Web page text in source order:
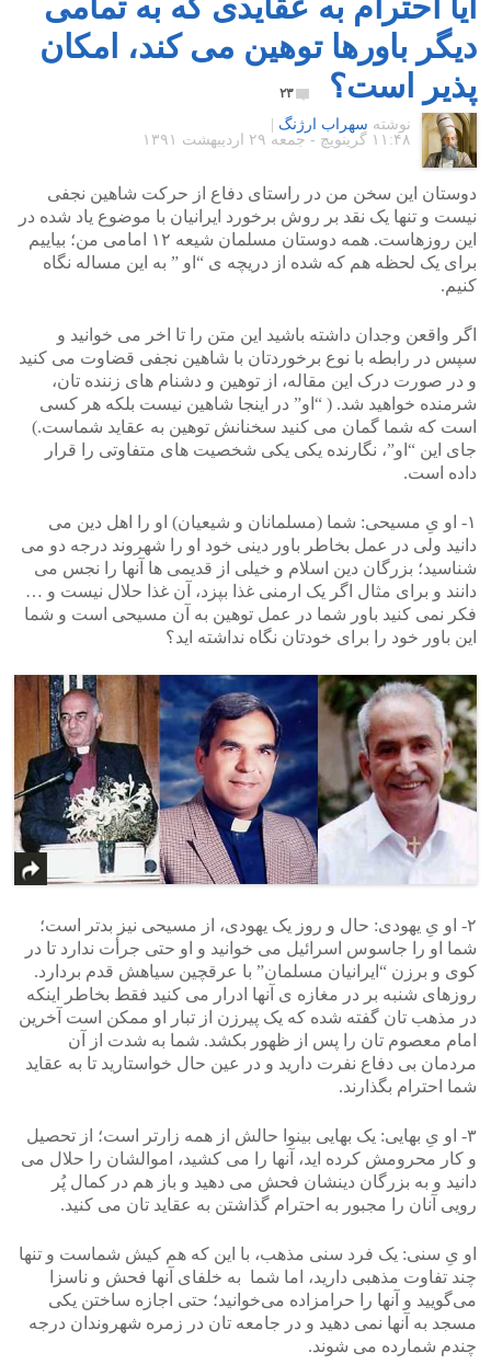
دیگر باورها توهین می کند، امکان
پذیر است؟
۲۳
نوشته سهراب ارژنگ
۱۱:۴۸ گرينويچ - جمعه ۲۹ اردیبهشت ۱۳۹۱
دوستان این سخن من در راستای دفاع از حرکت شاهین نجفی
نیست و تنها یک نقد بر روش برخورد ایرانیان با موضوع یاد شده در
این روزهاست. همه دوستان مسلمان شیعه ۱۲ امامی من؛ بیاییم
برای یک لحظه هم که شده از دریچه ی “او ” به این مساله نگاه
کنیم.
اگر واقعن وجدان داشته باشید این متن را تا اخر می خوانید و
سپس در رابطه با نوع برخوردتان با شاهین نجفی قضاوت می کنید
و در صورت درک این مقاله، از توهین و دشنام های زننده تان،
شرمنده خواهید شد. ( “او” در اینجا شاهین نیست بلکه هر کسی
است که شما گمان می کنید سخنانش توهین به عقاید شماست.)
جای این “او”، نگارنده یکی یکی شخصیت های متفاوتی را قرار
داده است.
۱- او یِ مسیحی: شما (مسلمانان و شیعیان) او را اهل دین می
دانید ولی در عمل بخاطر باور دینی خود او را شهروند درجه دو می
شناسید؛ بزرگان دین اسلام و خیلی از قدیمی ها آنها را نجس می
دانند و برای مثال اگر یک ارمنی غذا بپزد، آن غذا حلال نیست و …
فکر نمی کنید باور شما در عمل توهین به آن مسیحی است و شما
این باور خود را برای خودتان نگاه نداشته اید؟
۲- او یِ یهودی: حال و روز یک یهودی، از مسیحی نیز بدتر است؛
شما او را جاسوس اسرائیل می خوانید و او حتی جرأت ندارد تا در
کوی و برزن “ایرانیان مسلمان” با عرقچین سیاهش قدم بردارد.
روزهای شنبه بر در مغازه ی آنها ادرار می کنید فقط بخاطر اینکه
در مذهب تان گفته شده که یک پیرزن از تبار او ممکن است آخرین
امام معصوم تان را پس از ظهور بکشد. شما به شدت از آن
مردمان بی دفاع نفرت دارید و در عین حال خواستارید تا به عقاید
شما احترام بگذارند.
۳- او یِ بهایی: یک بهایی بینوا حالش از همه زارتر است؛ از تحصیل
و کار محرومش کرده اید، آنها را می کشید، اموالشان را حلال می
دانید و به بزرگان دینشان فحش می دهید و باز هم در کمال پُر
رویی آنان را مجبور به احترام گذاشتن به عقاید تان می کنید.
او یِ سنی: یک فرد سنی مذهب، با این که هم کیش شماست و تنها
چند تفاوت مذهبی دارید، اما شما به‌‌ خلفای آنها فحش و ناسزا
می‌‌گویید و آنها را حرامزاده می‌‌خوانید؛ حتی اجازه ساختن یکی
مسجد به‌‌ آنها نمی دهید و در جامعه تان در زمره شهروندان درجه
چندم شمارده می شوند.